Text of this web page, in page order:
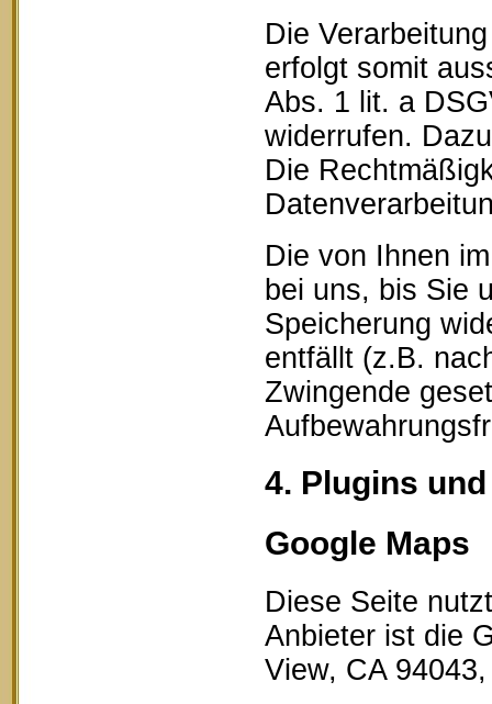
Die
erfolgt somit
Abs. 1 lit. a
widerrufen.
Die
Die von Ihnen
bei uns, bis Sie
Speicherung
entfällt (z.B.
Zwingende
4. Plugins
Google Maps
Diese Seite
Anbieter ist die
View, CA